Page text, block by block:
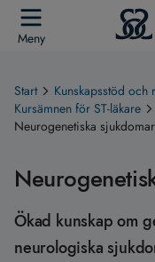
Meny
Start Kunskapsstöd och
Kursämnen för ST-läkare
Neurogenetiska sjukdomar
Ökad kunskap om
neurologiska